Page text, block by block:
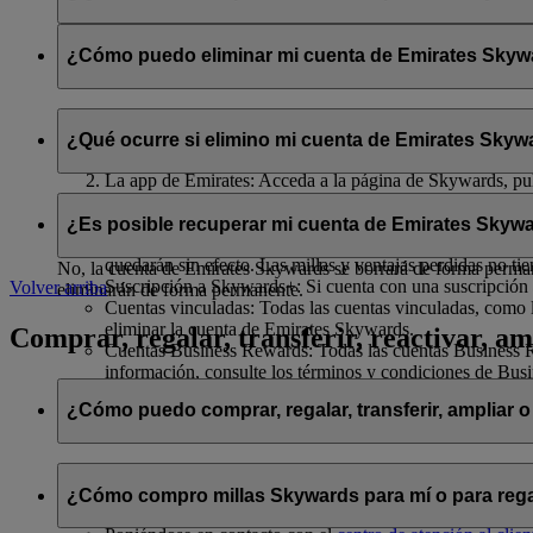
Se compartirán con flydubai su nombre y su dirección de
política de privacidad de flydubai.
¿Cómo puedo eliminar mi cuenta de Emirates
Puede eliminar su cuenta de Emirates Skywards o cancelar
La app de Emirates: Acceda a la página de Skywards,
¿Qué ocurre si elimino mi cuenta de Emirates
Si decide eliminar su cuenta de Emirates Skywards o
Millas Skywards y recompensas no utilizadas: Todas
quedarán sin efecto. Las millas y ventajas perdidas no
Suscripción a Skywards+: Si cuenta con una
Cuentas vinculadas: Todas las cuentas vinculadas,
eliminar la cuenta de Emirates Skywards.
Cuentas Business Rewards: Todas las cuentas
información, consulte los términos y condiciones de
¿Es posible recuperar mi cuenta de Emirates
No, la cuenta de Emirates Skywards se borrará de forma
eliminarán de forma permanente.
Volver arriba
Comprar, regalar, transferir, reactivar,
¿Cómo puedo comprar, regalar, transferir, ampliar
Si desea comprar, regalar y transferir millas Skywards, puede
¿Cómo compro millas Skywards para mí o para